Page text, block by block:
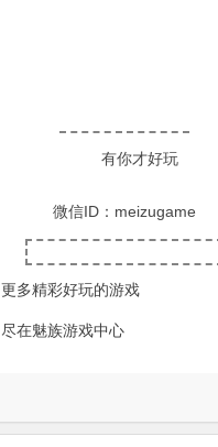
有你才好玩
微信ID：meizugame
更多精彩好玩的游戏
尽在魅族游戏中心